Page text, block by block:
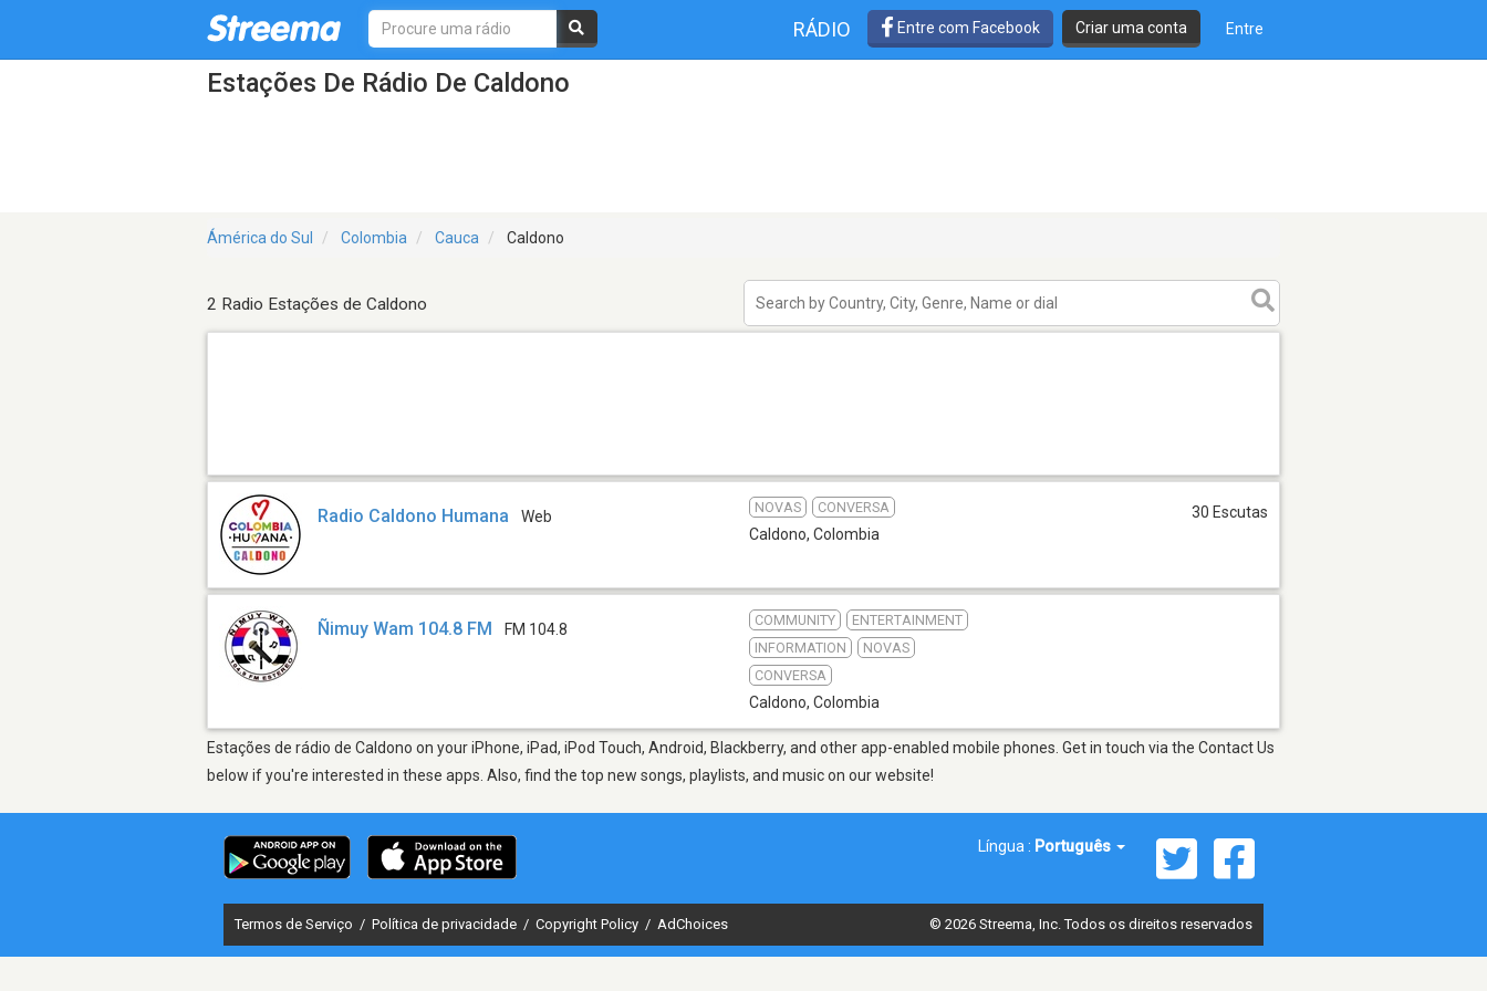
RÁDIO Entre com Facebook Criar uma conta Entre
Estações De Rádio De Caldono
Ámérica do Sul Colombia Cauca Caldono
2 Radio Estações de Caldono
Radio Caldono Humana Web
NOVAS CONVERSA
Caldono, Colombia
30 Escutas
Ñimuy Wam 104.8 FM FM 104.8
COMMUNITY
ENTERTAINMENT
INFORMATION
NOVAS
CONVERSA
Caldono, Colombia
Estações de rádio de Caldono on your iPhone, iPad, iPod Touch, Android, Blackberry, and other app-enabled mobile phones. Get in touch via the Contact Us
below if you're interested in these apps. Also, find the top new songs, playlists, and music on our website!
Língua : Português
Termos de Serviço / Política de privacidade / Copyright Policy / AdChoices © 2026 Streema, Inc. Todos os direitos reservados